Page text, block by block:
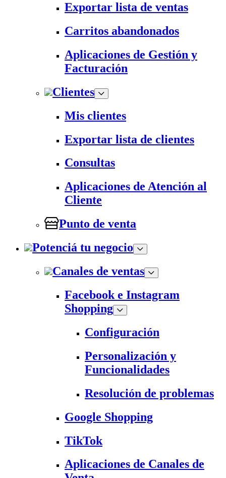
Exportar lista de ventas
Carritos abandonados
Aplicaciones de Gestión y
Facturación
Clientes
Mis clientes
Exportar lista de clientes
Consultas
Aplicaciones de Atención al
Cliente
Punto de venta
Potenciá tu negocio
Canales de ventas
Facebook e Instagram
Shopping
Configuración
Personalización y
Funcionalidades
Resolución de problemas
Google Shopping
TikTok
Aplicaciones de Canales de